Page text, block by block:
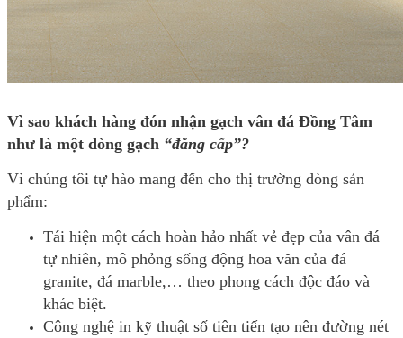
Vì sao khách hàng đón nhận gạch vân đá Đồng Tâm
như là một dòng gạch “đẳng cấp”?
Vì chúng tôi tự hào mang đến cho thị trường dòng sản
phẩm:
Tái hiện một cách hoàn hảo nhất vẻ đẹp của vân đá
tự nhiên, mô phỏng sống động hoa văn của đá
granite, đá marble,… theo phong cách độc đáo và
khác biệt.
Công nghệ in kỹ thuật số tiên tiến tạo nên đường nét